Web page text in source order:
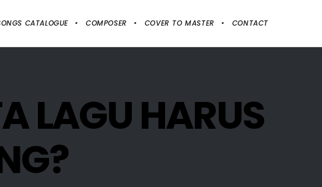
CATALOGUE COMPOSER COVER TO MASTER CONTACT
LAGU HARUS